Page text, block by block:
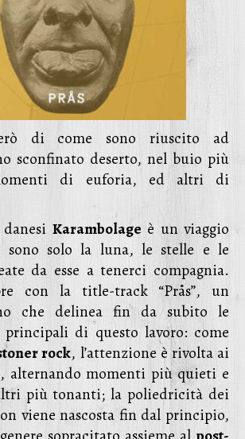
di come sono riuscito ad
sconfinato deserto, nel buio più
di euforia, ed altri di
Karambolage è un viaggio
sono solo la luna, le stelle e le
da esse a tenerci compagnia.
con la title-track “Prås”, un
che delinea fin da subito le
principali di questo lavoro: come
rock, l’attenzione è rivolta ai
momenti più quieti e
più tonanti; la poliedricità dei
viene nascosta fin dal principio,